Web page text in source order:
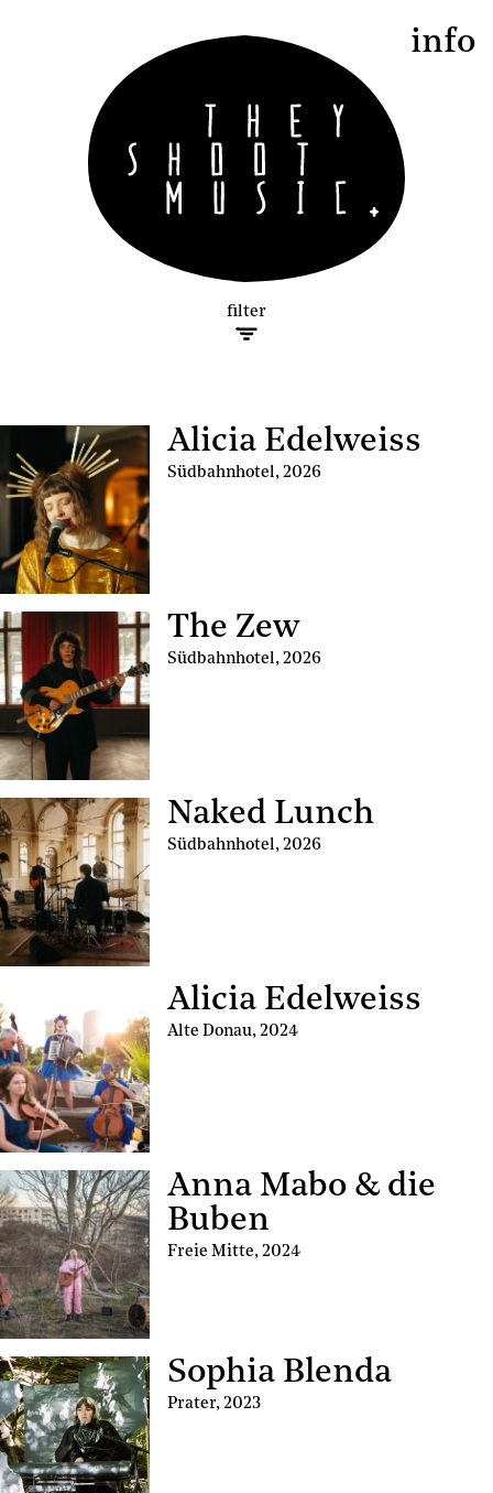
info
filter
Alicia Edelweiss
Südbahnhotel,2026
The Zew
Südbahnhotel,2026
Naked Lunch
Südbahnhotel,2026
Alicia Edelweiss
Alte Donau,2024
Anna Mabo & die
Buben
Freie Mitte,2024
Sophia Blenda
Prater,2023